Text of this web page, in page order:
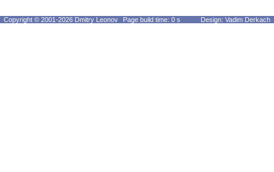
Copyright © 2001-2026 Dmitry Leonov Page build time: 0 s Design: Vadim Derkach